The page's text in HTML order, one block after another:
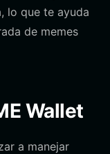
lo que te ayuda
de memes
Wallet
a manejar